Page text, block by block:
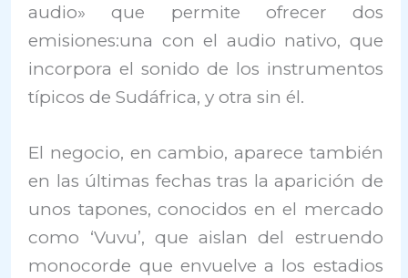
audio» que permite ofrecer dos
emisiones:una con el audio nativo, que
incorpora el sonido de los instrumentos
típicos de Sudáfrica, y otra sin él.
El negocio, en cambio, aparece también
en las últimas fechas tras la aparición de
unos tapones, conocidos en el mercado
como ‘Vuvu’, que aislan del estruendo
monocorde que envuelve a los estadios